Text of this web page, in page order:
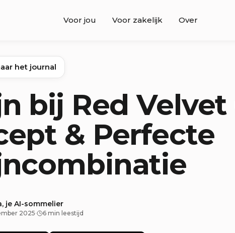
Voor jou Voor zakelijk Over
het journal
bij Red Velvet
& Perfecte
je AI-sommelier
2025· 6 min leestijd